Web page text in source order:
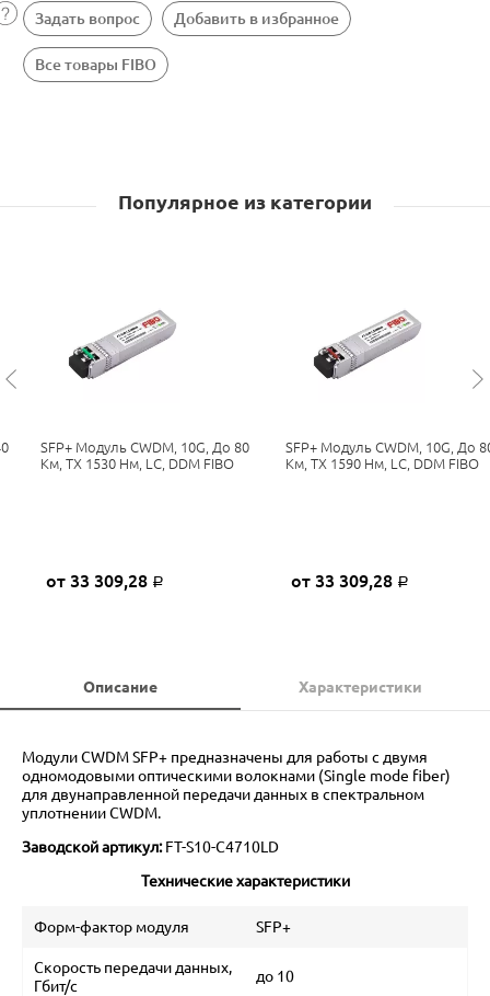
Задать вопрос Добавить в избранное
Все товары FIBO
Популярное из категории
SFP+ Модуль CWDM, 10G, До 80
Км, TX 1530 Нм, LC, DDM FIBO
от 33 309,28 Р
SFP+ Модуль CWDM, 10G, До
Км, TX 1590 Нм, LC, DDM FIBO
от 33 309,28 Р
Описание Характеристики
Модули CWDM SFP+ предназначены для работы с двумя
одномодовыми оптическими волокнами (Single mode fiber)
для двунаправленной передачи данных в спектральном
уплотнении CWDM.
Заводской артикул:FT-S10-C4710LD
Технические характеристики
Форм-фактор модуля SFP+
Скорость передачи данных,
Гбит/с
до 10